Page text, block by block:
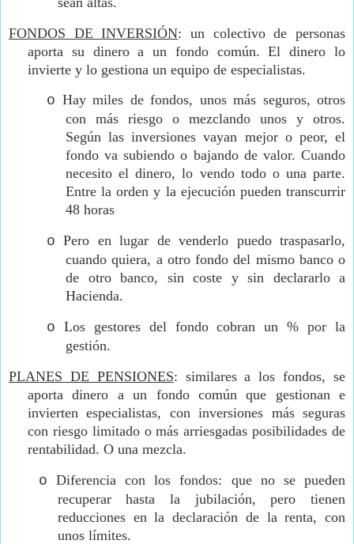
FONDOS DE INVERSIÓN: un colectivo de personas
aporta su dinero a un fondo común. El dinero lo
invierte y lo gestiona un equipo de especialistas.
o Hay miles de fondos, unos más seguros, otros
con más riesgo o mezclando unos y otros.
Según las inversiones vayan mejor o peor, el
fondo va subiendo o bajando de valor. Cuando
necesito el dinero, lo vendo todo o una parte.
Entre la orden y la ejecución pueden transcurrir
48 horas
o Pero en lugar de venderlo puedo traspasarlo,
cuando quiera, a otro fondo del mismo banco o
de otro banco, sin coste y sin declararlo a
Hacienda.
o Los gestores del fondo cobran un % por la
gestión.
PLANES DE PENSIONES: similares a los fondos, se
aporta dinero a un fondo común que gestionan e
invierten especialistas, con inversiones más seguras
con riesgo limitado o más arriesgadas posibilidades de
rentabilidad. O una mezcla.
o Diferencia con los fondos: que no se pueden
recuperar hasta la jubilación, pero tienen
reducciones en la declaración de la renta, con
unos límites.